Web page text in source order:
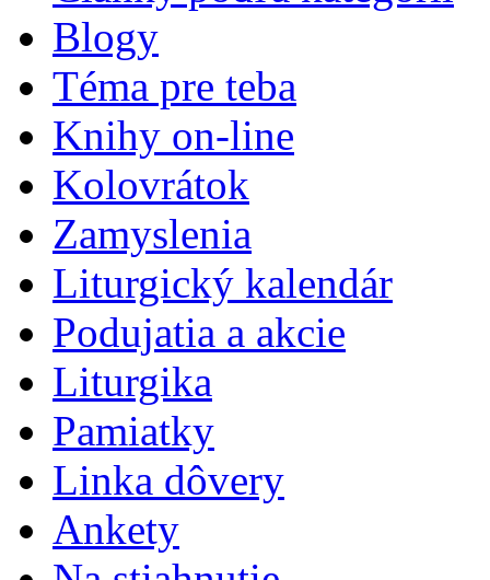
Blogy
Téma pre teba
Knihy on-line
Kolovrátok
Zamyslenia
Liturgický kalendár
Podujatia a akcie
Liturgika
Pamiatky
Linka dôvery
Ankety